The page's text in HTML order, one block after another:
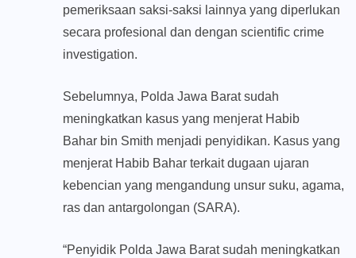
pemeriksaan saksi-saksi lainnya yang diperlukan
secara profesional dan dengan scientific crime
investigation.
Sebelumnya, Polda Jawa Barat sudah
meningkatkan kasus yang menjerat Habib
Bahar bin Smith menjadi penyidikan. Kasus yang
menjerat Habib Bahar terkait dugaan ujaran
kebencian yang mengandung unsur suku, agama,
ras dan antargolongan (SARA).
“Penyidik Polda Jawa Barat sudah meningkatkan